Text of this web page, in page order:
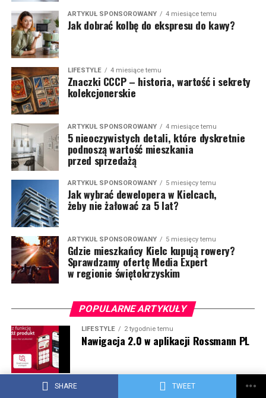
SHARE TWEET
ARTYKUŁ SPONSOROWANY 4 miesiące temu
Jak dobrać kolbę do ekspresu do kawy?
LIFESTYLE 4 miesiące temu
Znaczki CCCP – historia, wartość i sekrety
kolekcjonerskie
ARTYKUŁ SPONSOROWANY 4 miesiące temu
5 nieoczywistych detali, które dyskretnie
podnoszą wartość mieszkania
przed sprzedażą
ARTYKUŁ SPONSOROWANY 5 miesięcy temu
Jak wybrać dewelopera w Kielcach,
żeby nie żałować za 5 lat?
ARTYKUŁ SPONSOROWANY 5 miesięcy temu
Gdzie mieszkańcy Kielc kupują rowery?
Sprawdzamy ofertę Media Expert
w regionie świętokrzyskim
POPULARNE ARTYKUŁY
LIFESTYLE 2 tygodnie temu
Nawigacja 2.0 w aplikacji Rossmann PL
2 tygodnie temu